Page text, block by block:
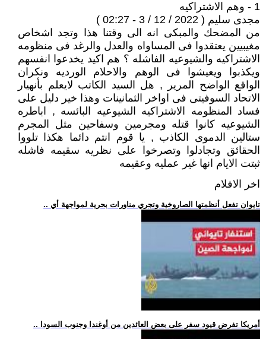
1 - وهم الاشتراكيه
مجدى سليم ( 2022 / 12 / 3 - 02:27 )
من المضحك والمبكى انه الى وقتنا هذا وتجد اشخاص
مغيبيين يعتقدوا فى المساواه والعدل والرغد فى منظومه
الاشتراكيه والشيوعيه الفاشله ؟ هم اكيد يخدعوا انفسهم
ويكذبوا ويعيشوا فى الوهم والاحلام الورديه ونكران
الواقع الواضح المرير , هل السيد الكاتب لايعلم بأنهيار
الاتحاد السوفيتى فى اواخر الثمانينات وهذا خير دليل على
فساد المنظومه الاشتراكيه الشيوعيه البائسه , اباطره
الشيوعيه كانوا قتله ومجرمين وسفاحين مثل المجرم
ستالين الدموى الكاذب , يا قوم انتم دائما هكذا تلووا
الحقائق وتجادلوا وتصرخوا على نظريه سقيمه فاشله
ثبتت الايام انها غير عمليه وعقيمه
اخر الافلام
.. تايوان تفعل أنظمتها الصاروخية وتجري مناورات بحرية لمواجهة أي
.. أمريكا تفرض قيود سفر على بعض العائدين من أوغندا وجنوب السودا